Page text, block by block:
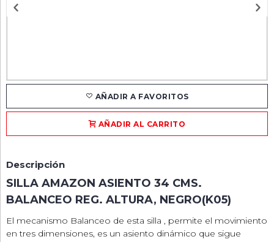
AÑADIR A FAVORITOS
AÑADIR AL CARRITO
Descripción
SILLA AMAZON ASIENTO 34 CMS.
BALANCEO REG. ALTURA, NEGRO(K05)
El mecanismo Balanceo de esta silla , permite el movimiento
en tres dimensiones, es un asiento dinámico que sigue